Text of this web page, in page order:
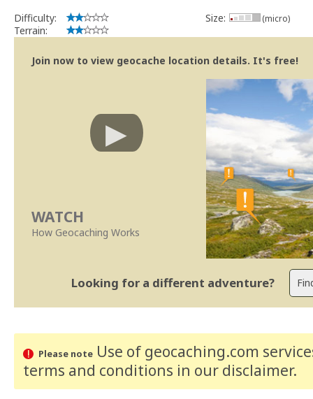
Difficulty:
Terrain:
Size: (micro)
Join now to view geocache location details. It's free!
WATCH
How Geocaching Works
Looking for a different adventure?
Please noteUse of geocaching.com
terms and conditions in our disclaimer.